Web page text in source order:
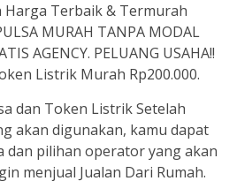
Harga Terbaik & Termurah
MURAH TANPA MODAL
AGENCY. PELUANG USAHA!!
Listrik Murah Rp200.000.
dan Token Listrik Setelah
akan digunakan, kamu dapat
dan pilihan operator yang akan
menjual Jualan Dari Rumah.